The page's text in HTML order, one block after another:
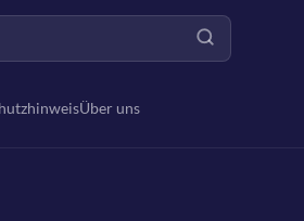
Über uns